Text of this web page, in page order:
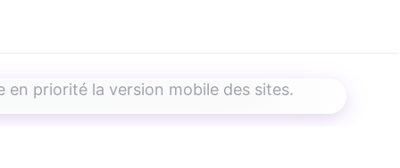
en priorité la version mobile des sites.